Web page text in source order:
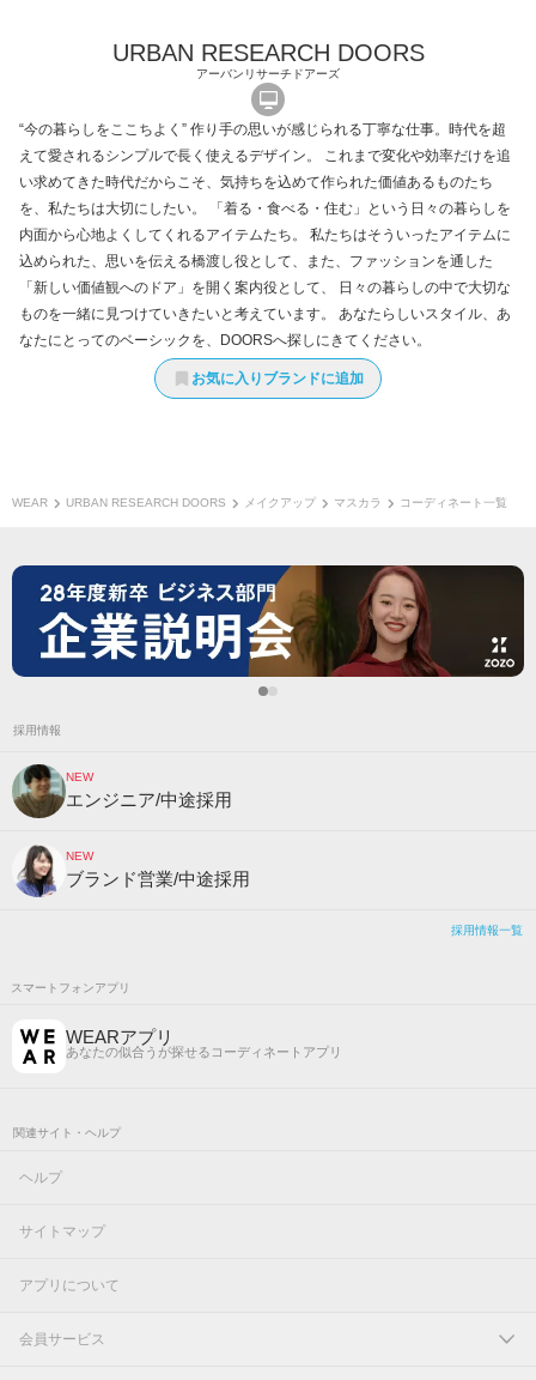
URBAN RESEARCH DOORS
アーバンリサーチドアーズ
“今の暮らしをここちよく” 作り手の思いが感じられる丁寧な仕事。時代を超
えて愛されるシンプルで長く使えるデザイン。 これまで変化や効率だけを追
い求めてきた時代だからこそ、気持ちを込めて作られた価値あるものたち
を、私たちは大切にしたい。 「着る・食べる・住む」という日々の暮らしを
内面から心地よくしてくれるアイテムたち。 私たちはそういったアイテムに
込められた、思いを伝える橋渡し役として、また、ファッションを通した
「新しい価値観へのドア」を開く案内役として、 日々の暮らしの中で大切な
ものを一緒に見つけていきたいと考えています。 あなたらしいスタイル、あ
なたにとってのベーシックを、DOORSへ探しにきてください。
お気に入りブランドに追加
WEAR URBAN RESEARCH DOORS メイクアップ マスカラ コーディネート一覧
採用情報
NEW
エンジニア/中途採用
NEW
ブランド営業/中途採用
採用情報一覧
スマートフォンアプリ
WEARアプリ
あなたの似合うが探せるコーディネートアプリ
関連サイト・ヘルプ
ヘルプ
サイトマップ
アプリについて
会員サービス